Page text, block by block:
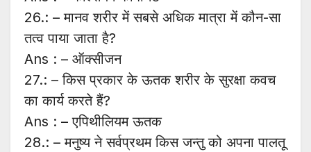
26.: – मानव शरीर में सबसे अधिक मात्रा में कौन-सा
तत्व पाया जाता है?
Ans : – ऑक्सीजन
27.: – किस प्रकार के ऊतक शरीर के सुरक्षा कवच
का कार्य करते हैं?
Ans : – एपिथीलियम ऊतक
28.: – मनुष्य ने सर्वप्रथम किस जन्तु को अपना पालतू